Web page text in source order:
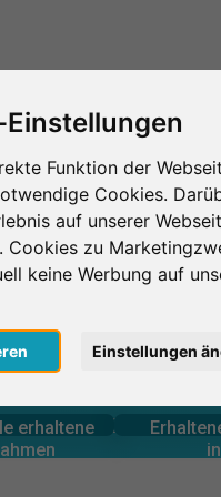
Funktion der
Cookies.
auf unserer
Cookies zu
keine Werbung auf
Einstellungen
Hochschule der
BLICK
erhaltene
erbrachte